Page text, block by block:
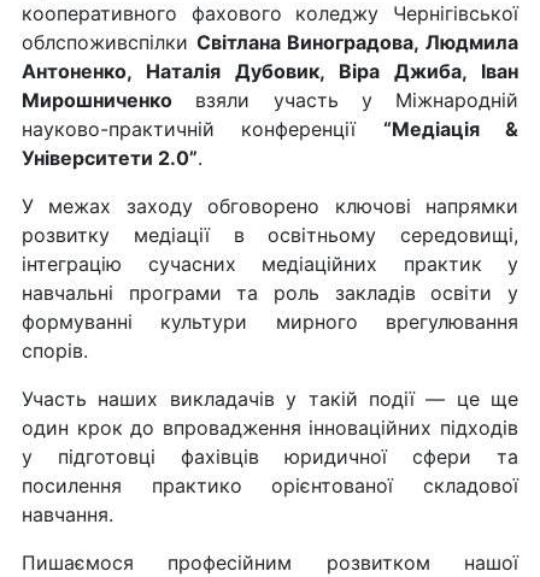
кооперативного фахового коледжу Чернігівської
облспоживспілки Світлана Виноградова, Людмила
Антоненко, Наталія Дубовик, Віра Джиба, Іван
Мирошниченко взяли участь у Міжнародній
науково-практичній конференції “Медіація &
Університети 2.0”.
У межах заходу обговорено ключові напрямки
розвитку медіації в освітньому середовищі,
інтеграцію сучасних медіаційних практик у
навчальні програми та роль закладів освіти у
формуванні культури мирного врегулювання
спорів.
Участь наших викладачів у такій події — це ще
один крок до впровадження інноваційних підходів
у підготовці фахівців юридичної сфери та
посилення практико орієнтованої складової
навчання.
Пишаємося професійним розвитком нашої